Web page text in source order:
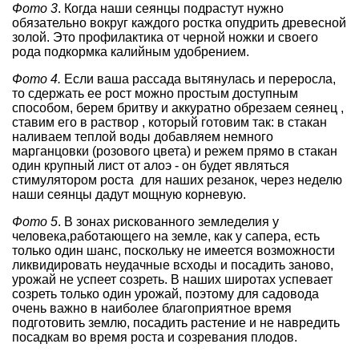
Фото 3. Когда наши сеянцы подрастут нужно
обязательно вокруг каждого ростка опудрить древесной
золой. Это профилактика от черной ножки и своего
рода подкормка калийным удобрением.
Фото 4. Если ваша рассада вытянулась и переросла,
то сдержать ее рост можно простым доступным
способом, берем бритву и аккуратно обрезаем сеянец ,
ставим его в раствор , который готовим так: в стакан
наливаем теплой воды добавляем немного
марганцовки (розового цвета) и режем прямо в стакан
один крупный лист от алоэ - он будет являться
стимулятором роста для наших резанок, через неделю
наши сеянцы дадут мощную корневую.
Фото 5. В зонах рискованного земледелия у
человека,работающего на земле, как у сапера, есть
только один шанс, поскольку не имеется возможности
ликвидировать неудачные всходы и посадить заново,
урожай не успеет созреть. В наших широтах успевает
созреть только один урожай, поэтому для садовода
очень важно в наиболее благоприятное время
подготовить землю, посадить растение и не навредить
посадкам во время роста и созревания плодов.